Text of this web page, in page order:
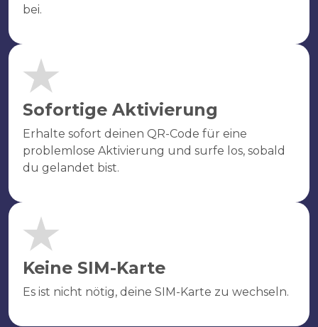
bei.
Sofortige Aktivierung
Erhalte sofort deinen QR-Code für eine
problemlose Aktivierung und surfe los, sobald
du gelandet bist.
Keine SIM-Karte
Es ist nicht nötig, deine SIM-Karte zu wechseln.